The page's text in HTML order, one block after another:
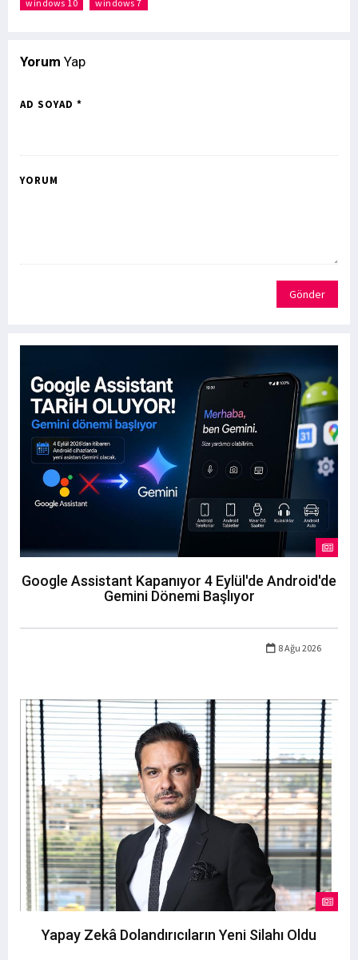
windows 10 windows 7
Yorum Yap
AD SOYAD *
YORUM
Gönder
Google Assistant Kapanıyor 4 Eylül'de Android'de
Gemini Dönemi Başlıyor
8 Ağu 2026
Yapay Zekâ Dolandırıcıların Yeni Silahı Oldu